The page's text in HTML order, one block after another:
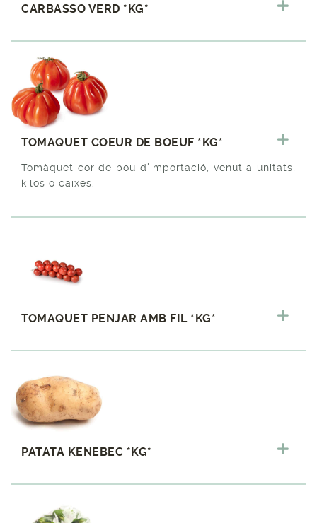
CARBASSO VERD *KG*
TOMAQUET COEUR DE BOEUF *KG*
Tomàquet cor de bou d'importació, venut a unitats,
kilos o caixes.
TOMAQUET PENJAR AMB FIL *KG*
PATATA KENEBEC *KG*